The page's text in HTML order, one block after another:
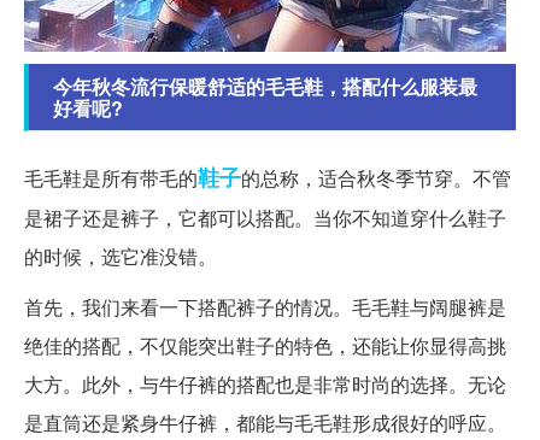
今年秋冬流行保暖舒适的毛毛鞋，搭配什么服装最
好看呢?
毛毛鞋是所有带毛的鞋子的总称，适合秋冬季节穿。不管
是裙子还是裤子，它都可以搭配。当你不知道穿什么鞋子
的时候，选它准没错。
首先，我们来看一下搭配裤子的情况。毛毛鞋与阔腿裤是
绝佳的搭配，不仅能突出鞋子的特色，还能让你显得高挑
大方。此外，与牛仔裤的搭配也是非常时尚的选择。无论
是直筒还是紧身牛仔裤，都能与毛毛鞋形成很好的呼应。